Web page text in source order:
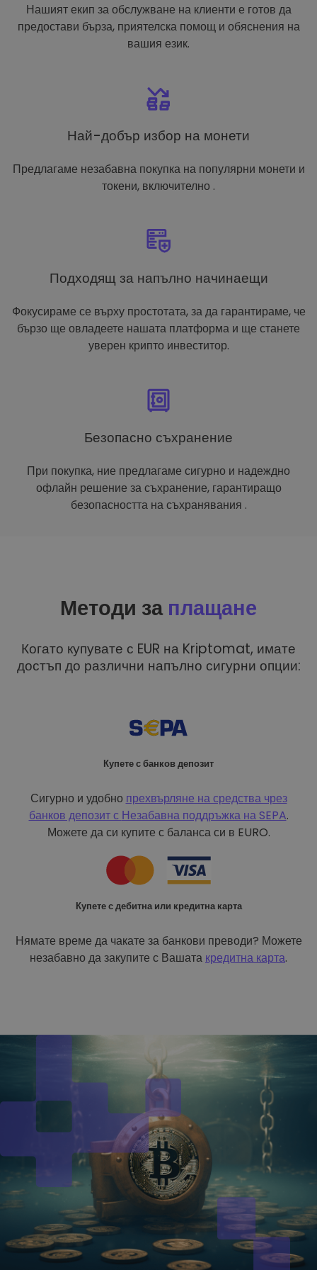
Нашият екип за обслужване на клиенти е готов да
предостави бърза, приятелска помощ и обяснения на
вашия език.
Най-добър избор на монети
Предлагаме незабавна покупка на популярни монети и
токени, включително .
Подходящ за напълно начинаещи
Фокусираме се върху простотата, за да гарантираме, че
бързо ще овладеете нашата платформа и ще станете
уверен крипто инвеститор.
Безопасно съхранение
При покупка, ние предлагаме сигурно и надеждно
офлайн решение за съхранение, гарантиращо
безопасността на съхранявания .
Методи за плащане
Когато купувате с EUR на Kriptomat, имате
достъп до различни напълно сигурни опции:
Купете с банков депозит
Сигурно и удобно прехвърляне на средства чрез
банков депозит с Незабавна поддръжка на SEPA.
Можете да си купите с баланса си в EURO.
Купете с дебитна или кредитна карта
Нямате време да чакате за банкови преводи? Можете
незабавно да закупите с Вашата кредитна карта.